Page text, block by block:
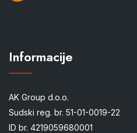
Informacije
AK Group d.o.o.
Sudski reg. br. 51-01-0019-22
ID br. 4219059680001